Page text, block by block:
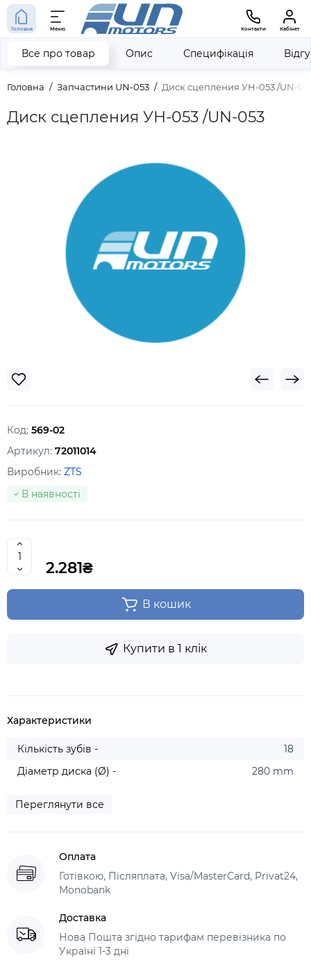
Головна Меню Контакти Кабінет
Головна Запчастини UN-053 Диск сцепления УН-053 /UN-
Диск сцепления УН-053 /UN-053
Все про товар Опис Специфікація
Код: 569-02
Артикул: 72011014
Виробник: ZTS
В наявності
2.281₴
В кошик
Купити в 1 клік
Характеристики
Кількість зубів -
18
Діаметр диска (Ø) -
280 mm
Переглянути все
Оплата
Готівкою, Післяплата, Visa/MasterCard, Privat24,
Monobank
Доставка
Нова Пошта згідно тарифам перевізника по
Україні 1-3 дні